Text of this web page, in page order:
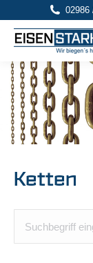
02986
Ketten